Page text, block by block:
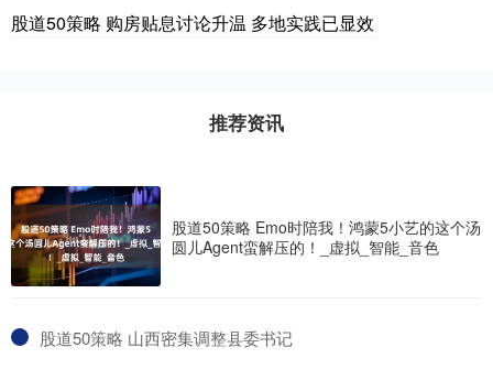
股道50策略 购房贴息讨论升温 多地实践已显效
推荐资讯
股道50策略 Emo时陪我！鸿蒙5小艺的这个汤
圆儿Agent蛮解压的！_虚拟_智能_音色
​股道50策略 山西密集调整县委书记